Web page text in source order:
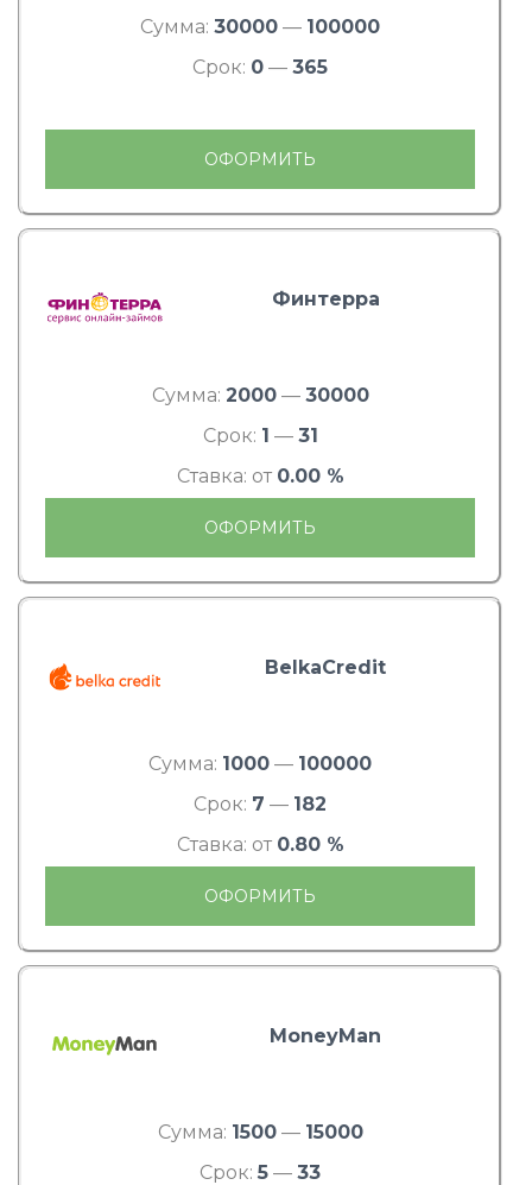
Сумма: 30000 — 100000
Срок: 0 — 365
ОФОРМИТЬ
Финтерра
Сумма: 2000— 30000
Срок: 1 — 31
Ставка: от 0.00 %
ОФОРМИТЬ
BelkaCredit
Сумма: 1000 — 100000
Срок: 7 — 182
Ставка: от 0.80 %
ОФОРМИТЬ
MoneyMan
Сумма: 1500— 15000
Срок: 5 — 33